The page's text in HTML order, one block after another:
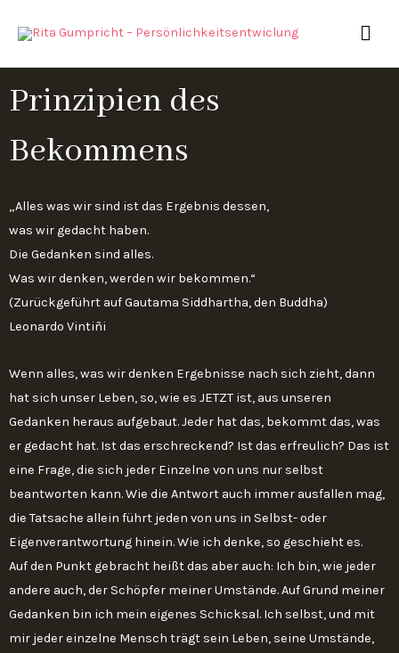
Inhalt
Prinzipien des
Bekommens
„Alles was wir sind ist das Ergebnis dessen,
was wir gedacht haben.
Die Gedanken sind alles.
Was wir denken, werden wir bekommen.“
(Zurückgeführt auf Gautama Siddhartha, den Buddha)
Leonardo Vintiñi
Wenn alles, was wir denken Ergebnisse nach sich zieht, dann
hat sich unser Leben, so, wie es JETZT ist, aus unseren
Gedanken heraus aufgebaut. Jeder hat das, bekommt das, was
er gedacht hat. Ist das erschreckend? Ist das erfreulich? Das ist
eine Frage, die sich jeder Einzelne von uns nur selbst
beantworten kann. Wie die Antwort auch immer ausfallen mag,
die Tatsache allein führt jeden von uns in Selbst- oder
Eigenverantwortung hinein. Wie ich denke, so geschieht es.
Auf den Punkt gebracht heißt das aber auch: Ich bin, wie jeder
andere auch, der Schöpfer meiner Umstände. Auf Grund meiner
Gedanken bin ich mein eigenes Schicksal. Ich selbst, und mit
mir jeder einzelne Mensch trägt sein Leben, seine Umstände,